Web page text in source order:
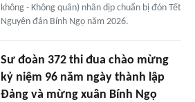
không - Không quân) nhân dịp chuẩn bị đón Tết
Nguyên đán Bính Ngọ năm 2026.
Sư đoàn 372 thi đua chào mừng
kỷ niệm 96 năm ngày thành lập
Đảng và mừng xuân Bính Ngọ